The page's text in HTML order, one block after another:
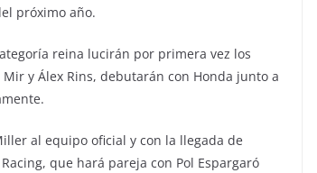
próximo año.
reina lucirán por primera vez los
y Álex Rins, debutarán con Honda junto a
al equipo oficial y con la llegada de
que hará pareja con Pol Espargaró